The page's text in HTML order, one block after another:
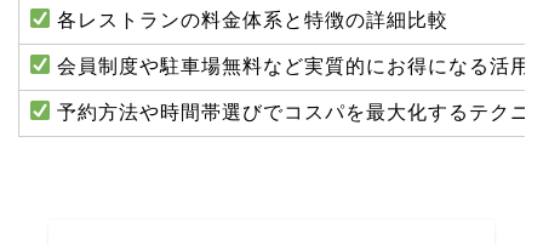
各レストランの料金体系と特徴の詳細比較
会員制度や駐車場無料など実質的にお得になる活用
予約方法や時間帯選びでコスパを最大化するテクニ